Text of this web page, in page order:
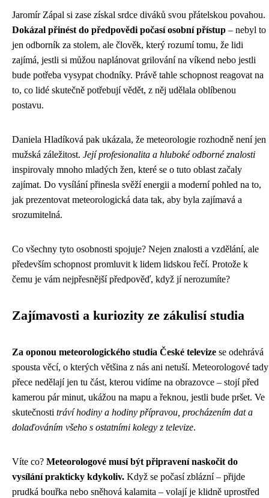
Jaromír Zápal si zase získal srdce diváků svou přátelskou povahou.
Dokázal přinést do předpovědi počasí osobní přístup – nebyl to
jen odborník za stolem, ale člověk, který rozumí tomu, že lidi
zajímá, jestli si můžou naplánovat grilování na víkend nebo jestli
bude potřeba vysypat chodníky. Právě tahle schopnost reagovat na
to, co lidé skutečně potřebují vědět, z něj udělala oblíbenou
postavu.
Daniela Hladíková pak ukázala, že meteorologie rozhodně není jen
mužská záležitost. Její profesionalita a hluboké odborné znalosti
inspirovaly mnoho mladých žen, které se o tuto oblast začaly
zajímat. Do vysílání přinesla svěží energii a moderní pohled na to,
jak prezentovat meteorologická data tak, aby byla zajímavá a
srozumitelná.
Co všechny tyto osobnosti spojuje? Nejen znalosti a vzdělání, ale
především schopnost promluvit k lidem lidskou řečí. Protože k
čemu je vám nejpřesnější předpověď, když jí nerozumíte?
Zajímavosti a kuriozity ze zákulisí studia
Za oponou meteorologického studia České televize se odehrává
spousta věcí, o kterých většina z nás ani netuší. Meteorologové tady
přece nedělají jen tu část, kterou vidíme na obrazovce – stojí před
kamerou pár minut, ukážou na mapu a řeknou, jestli bude pršet. Ve
skutečnosti tráví hodiny a hodiny přípravou, procházením dat a
dolaďováním všeho s ostatními kolegy z televize.
Víte co? Meteorologové musí být připravení naskočit do
vysílání prakticky kdykoliv. Když se počasí zblázní – přijde
prudká bouřka nebo sněhová kalamita – volají je klidně uprostřed